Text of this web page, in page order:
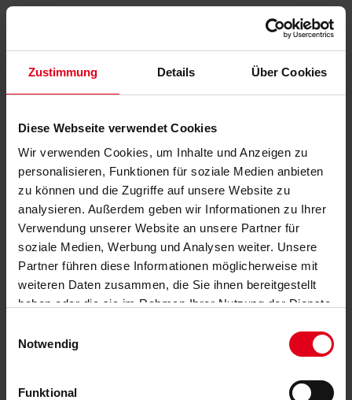
Zustimmung Details Über Cookies
Diese Webseite verwendet Cookies
Wir verwenden Cookies, um Inhalte und Anzeigen zu
personalisieren, Funktionen für soziale Medien anbieten
zu können und die Zugriffe auf unsere Website zu
analysieren. Außerdem geben wir Informationen zu Ihrer
Verwendung unserer Website an unsere Partner für
soziale Medien, Werbung und Analysen weiter. Unsere
Partner führen diese Informationen möglicherweise mit
weiteren Daten zusammen, die Sie ihnen bereitgestellt
haben oder die sie im Rahmen Ihrer Nutzung der Dienste
Notwendig
Funktional